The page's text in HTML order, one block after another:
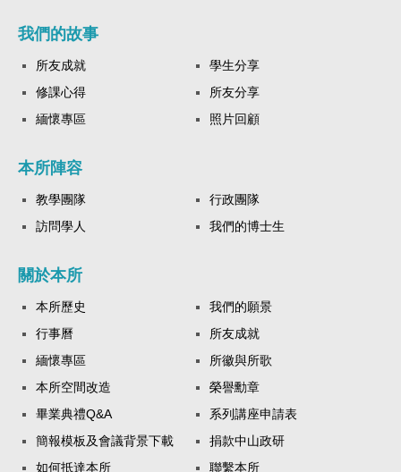
我們的故事
所友成就
學生分享
修課心得
所友分享
緬懷專區
照片回顧
本所陣容
教學團隊
行政團隊
訪問學人
我們的博士生
關於本所
本所歷史
我們的願景
行事曆
所友成就
緬懷專區
所徽與所歌
本所空間改造
榮譽勳章
畢業典禮Q&A
系列講座申請表
簡報模板及會議背景下載
捐款中山政研
如何抵達本所
聯繫本所